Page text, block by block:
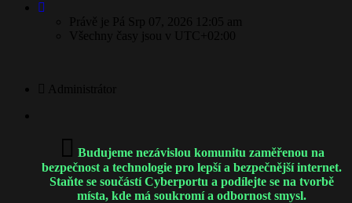
Právě je Pá Srp 07, 2026 12:05 am
Všechny časy jsou v UTC+02:00
Administrátor
Budujeme nezávislou komunitu zaměřenou na
bezpečnost a technologie pro lepší a bezpečnější internet.
Staňte se součástí Cyberportu a podílejte se na tvorbě
místa, kde má soukromí a odbornost smysl.